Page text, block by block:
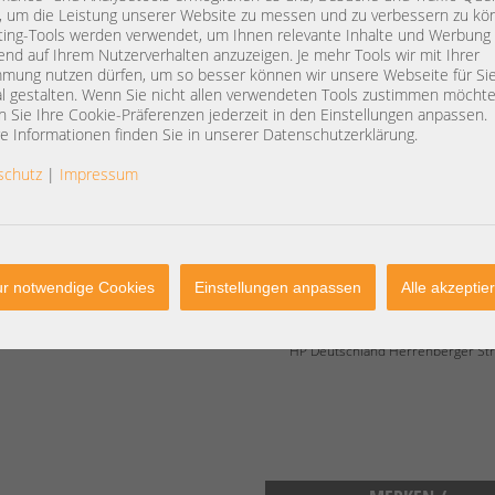
um die Leistung unserer Website zu messen und zu verbessern zu
Tools werden verwendet, um Ihnen relevante Inhalte und Werbung
auf Ihrem Nutzerverhalten anzuzeigen. Je mehr Tools wir mit Ihrer
nutzen dürfen, um so besser können wir unsere Webseite für Sie
gestalten. Wenn Sie nicht allen verwendeten Tools zustimmen
Sie Ihre Cookie-Präferenzen jederzeit in den Einstellungen anpassen.
Informationen finden Sie in unserer Datenschutzerklärung.
| Impressum
notwendige Cookies Einstellungen anpassen Alle
Apollo 4200 Gen9
Apollo Gen10
DL20 Gen10
ML30 Gen10
ML110 Gen10
ML350 Gen10
refurbished /
Herstellerinformationen:
HP Deutschland Herrenberger